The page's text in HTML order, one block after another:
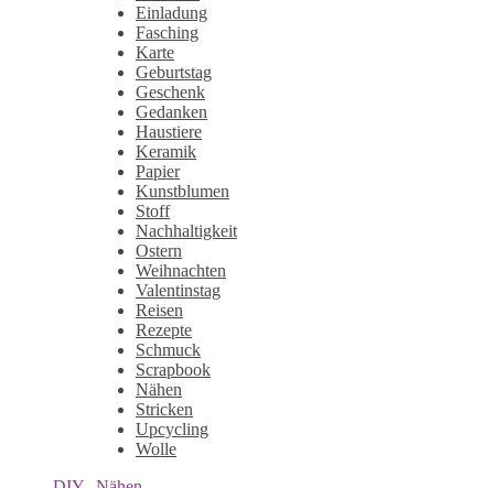
Einladung
Fasching
Karte
Geburtstag
Geschenk
Gedanken
Haustiere
Keramik
Papier
Kunstblumen
Stoff
Nachhaltigkeit
Ostern
Weihnachten
Valentinstag
Reisen
Rezepte
Schmuck
Scrapbook
Nähen
Stricken
Upcycling
Wolle